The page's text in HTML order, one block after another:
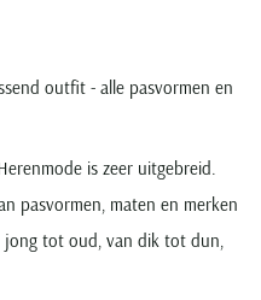
outfit - alle pasvormen en
is zeer uitgebreid.
pasvormen, maten en merken
jong tot oud, van dik tot dun,